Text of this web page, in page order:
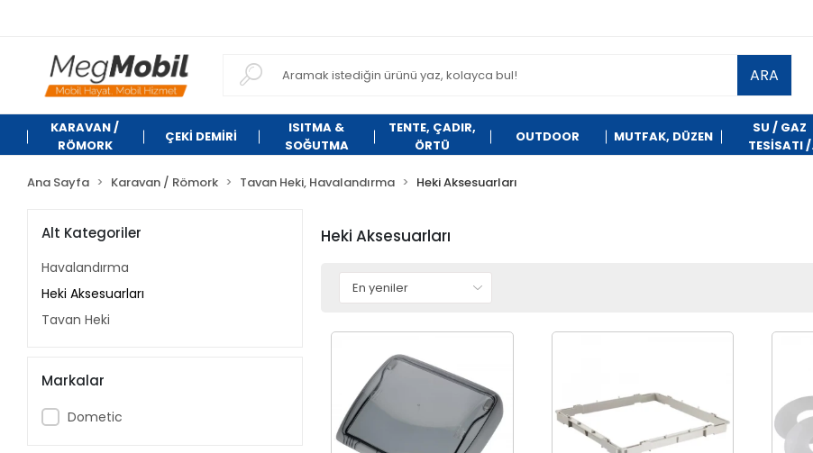
ARA
KARAVAN /
RÖMORK
ÇEKİ DEMİRİ
ISITMA &
SOĞUTMA
TENTE, ÇADIR,
ÖRTÜ
OUTDOOR MUTFAK, DÜZEN
SU / GAZ
TESİSATI /
Ana Sayfa Karavan / Römork Tavan Heki, Havalandırma Heki Aksesuarları
Alt Kategoriler
Havalandırma
Heki Aksesuarları
Tavan Heki
Markalar
Dometic
Heki Aksesuarları